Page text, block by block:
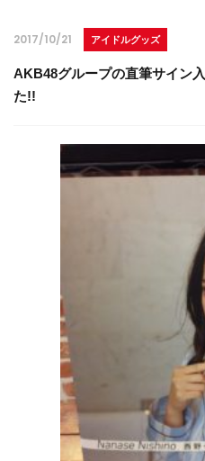
2017/10/21 アイドルグッズ
AKB48グループの直筆サイン
た!!